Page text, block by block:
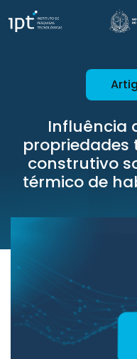
Influência
propriedades
construtivo
térmico de